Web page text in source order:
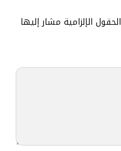
الحقول الإلزامية مشار إليها